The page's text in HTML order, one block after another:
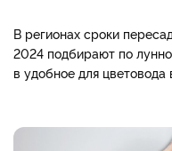
В регионах сроки
2024 подбирают по
в удобное для цветовода